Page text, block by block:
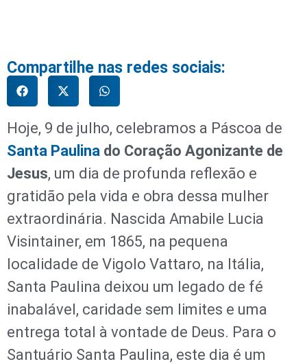
Compartilhe nas redes sociais:
Hoje, 9 de julho, celebramos a Páscoa de
Santa Paulina do Coração Agonizante de
Jesus, um dia de profunda reflexão e
gratidão pela vida e obra dessa mulher
extraordinária. Nascida Amabile Lucia
Visintainer, em 1865, na pequena
localidade de Vigolo Vattaro, na Itália,
Santa Paulina deixou um legado de fé
inabalável, caridade sem limites e uma
entrega total à vontade de Deus. Para o
Santuário Santa Paulina, este dia é um